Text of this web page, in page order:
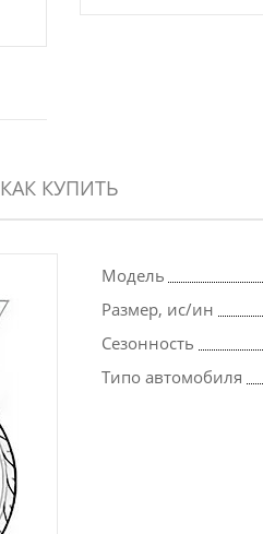
КАК КУПИТЬ
Модель
Размер, ис/ин
Сезонность
Типо автомобиля